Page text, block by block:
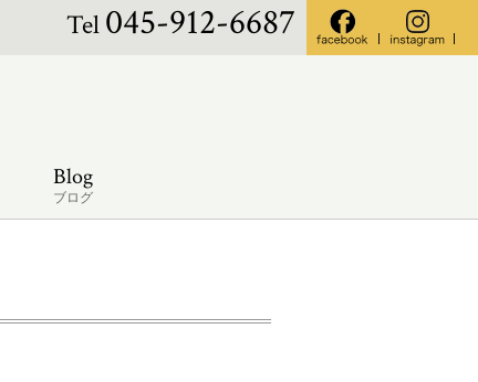
Tel045-912-6687
Blog
ブログ